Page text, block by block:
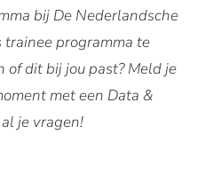
bij De Nederlandsche
trainee programma te
of dit bij jou past? Meld je
met een Data &
je vragen!